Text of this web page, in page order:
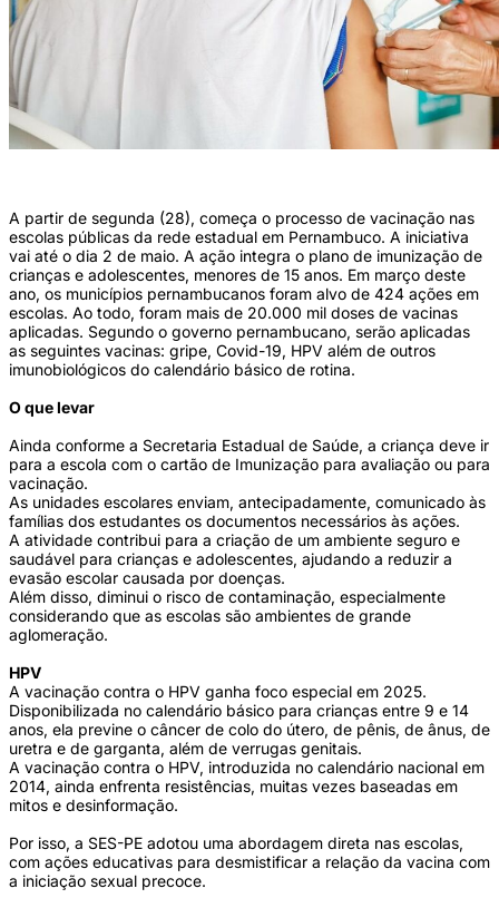
A partir de segunda (28), começa o processo de vacinação nas
escolas públicas da rede estadual em Pernambuco. A iniciativa
vai até o dia 2 de maio. A ação integra o plano de imunização de
crianças e adolescentes, menores de 15 anos. Em março deste
ano, os municípios pernambucanos foram alvo de 424 ações em
escolas. Ao todo, foram mais de 20.000 mil doses de vacinas
aplicadas. Segundo o governo pernambucano, serão aplicadas
as seguintes vacinas: gripe, Covid-19, HPV além de outros
imunobiológicos do calendário básico de rotina.
O que levar
Ainda conforme a Secretaria Estadual de Saúde, a criança deve ir
para a escola com o cartão de Imunização para avaliação ou para
vacinação.
As unidades escolares enviam, antecipadamente, comunicado às
famílias dos estudantes os documentos necessários às ações.
A atividade contribui para a criação de um ambiente seguro e
saudável para crianças e adolescentes, ajudando a reduzir a
evasão escolar causada por doenças.
Além disso, diminui o risco de contaminação, especialmente
considerando que as escolas são ambientes de grande
aglomeração.
HPV
A vacinação contra o HPV ganha foco especial em 2025.
Disponibilizada no calendário básico para crianças entre 9 e 14
anos, ela previne o câncer de colo do útero, de pênis, de ânus, de
uretra e de garganta, além de verrugas genitais.
A vacinação contra o HPV, introduzida no calendário nacional em
2014, ainda enfrenta resistências, muitas vezes baseadas em
mitos e desinformação.
Por isso, a SES-PE adotou uma abordagem direta nas escolas,
com ações educativas para desmistificar a relação da vacina com
a iniciação sexual precoce.